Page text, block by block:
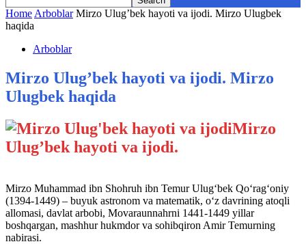
Home Arboblar Mirzo Ulug’bek hayoti va ijodi. Mirzo Ulugbek
haqida
Arboblar
Mirzo Ulug’bek hayoti va ijodi. Mirzo
Ulugbek haqida
Mirzo
Ulug’bek hayoti va ijodi.
Mirzo Muhammad ibn Shohruh ibn Temur Ulug‘bek Qo‘rag‘oniy
(1394-1449) – buyuk astronom va matematik, o‘z davrining atoqli
allomasi, davlat arbobi, Movaraunnahrni 1441-1449 yillar
boshqargan, mashhur hukmdor va sohibqiron Amir Temurning
nabirasi.